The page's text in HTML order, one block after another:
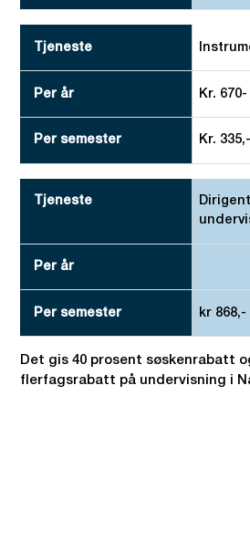
Kr. 670-
Kr. 335,-
kr 868,-
Det gis 40 prosent søskenrabatt
flerfagsrabatt på undervisning i